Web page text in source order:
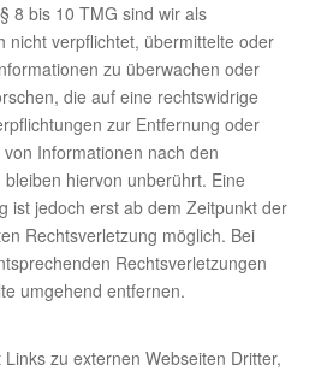
8 bis 10 TMG sind wir als
nicht verpflichtet, übermittelte oder
zu überwachen oder
die auf eine rechtswidrige
zur Entfernung oder
Informationen nach den
hiervon unberührt. Eine
ist jedoch erst ab dem Zeitpunkt der
Rechtsverletzung möglich. Bei
Rechtsverletzungen
umgehend entfernen.
zu externen Webseiten Dritter,